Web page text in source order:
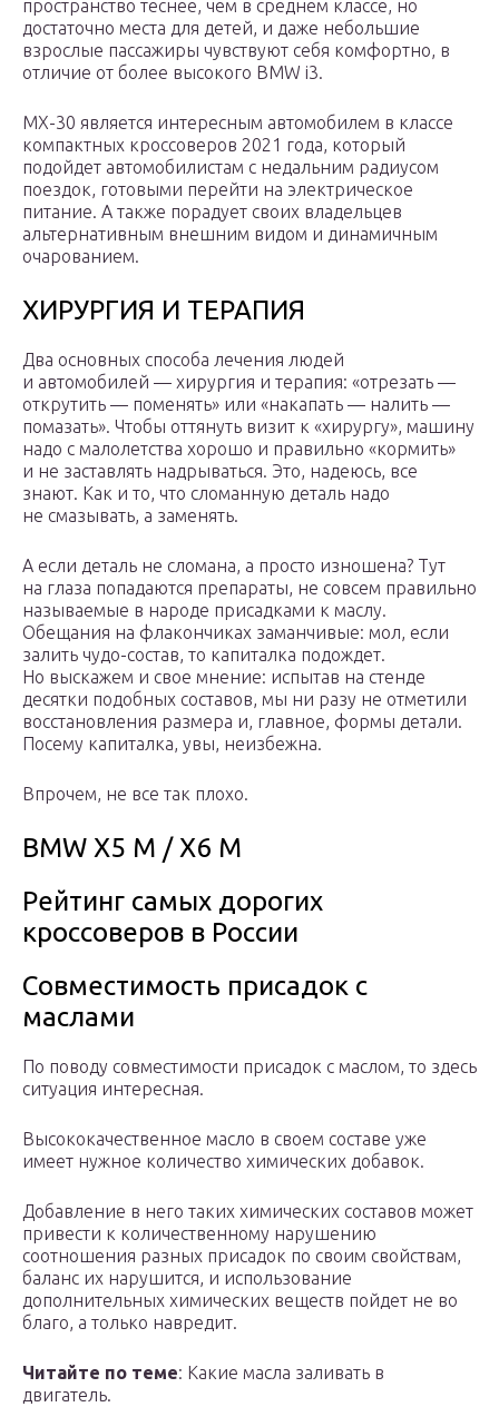
пространство теснее, чем в среднем классе, но
достаточно места для детей, и даже небольшие
взрослые пассажиры чувствуют себя комфортно, в
отличие от более высокого BMW i3.
MX-30 является интересным автомобилем в классе
компактных кроссоверов 2021 года, который
подойдет автомобилистам с недальним радиусом
поездок, готовыми перейти на электрическое
питание. А также порадует своих владельцев
альтернативным внешним видом и динамичным
очарованием.
ХИРУРГИЯ И ТЕРАПИЯ
Два основных способа лечения людей
и автомобилей — хирургия и терапия: «отрезать —
открутить — поменять» или «накапать — налить —
помазать». Чтобы оттянуть визит к «хирургу», машину
надо с малолетства хорошо и правильно «кормить»
и не заставлять надрываться. Это, надеюсь, все
знают. Как и то, что сломанную деталь надо
не смазывать, а заменять.
А если деталь не сломана, а просто изношена? Тут
на глаза попадаются препараты, не совсем правильно
называемые в народе присадками к маслу.
Обещания на флакончиках заманчивые: мол, если
залить чудо-состав, то капиталка подождет.
Но выскажем и свое мнение: испытав на стенде
десятки подобных составов, мы ни разу не отметили
восстановления размера и, главное, формы детали.
Посему капиталка, увы, неизбежна.
Впрочем, не все так плохо.
BMW X5 M / X6 M
Рейтинг самых дорогих
кроссоверов в России
Совместимость присадок с
маслами
По поводу совместимости присадок с маслом, то здесь
ситуация интересная.
Высококачественное масло в своем составе уже
имеет нужное количество химических добавок.
Добавление в него таких химических составов может
привести к количественному нарушению
соотношения разных присадок по своим свойствам,
баланс их нарушится, и использование
дополнительных химических веществ пойдет не во
благо, а только навредит.
Читайте по теме: Какие масла заливать в
двигатель.